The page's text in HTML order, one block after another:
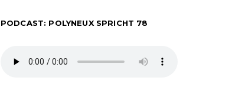
PODCAST: POLYNEUX SPRICHT 78